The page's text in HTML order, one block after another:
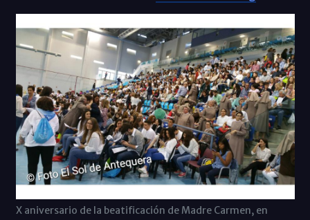
X aniversario de la beatificación de Madre Carmen, en